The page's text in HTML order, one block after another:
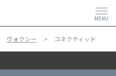
MENU
ヴォクシー コネクティッド